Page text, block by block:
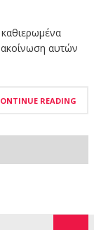
αυτών
READING